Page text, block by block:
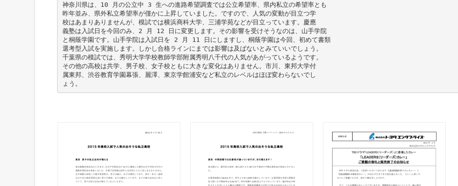
神奈川県は、10 月の公立中 3 生への進路希望調査では公立希望率、県内私立の希望率とも
昨年並み、県外私立希望率が僅かに上昇していました。ですので、人気の変動が目立つ学
校はあまりありませんが、模試では横浜商科大学、三浦学苑などが目立っています。慶應
義塾は入試日を今回のみ、2 月 12 日に変更します。その影響を受けそうなのは、山手学院
と桐蔭学園です。山手学院は入試日を 2 月 11 日にしますし、桐蔭学園は今回、初めて書類
選考型入試を実施します。しかし合格ラインにまでは影響は及ばないとみていいでしょう。
千葉県の模試では、秀明大学学校教師学部附属秀明八千代の人気があがっているようです。
その他の高校は共学、男子校、女子校ともに大きな変化はありません。市川、東邦大学付
属東邦、渋谷教育学園幕張、麗澤、東京学館浦安など私立のレベルはほぼ変わらないでし